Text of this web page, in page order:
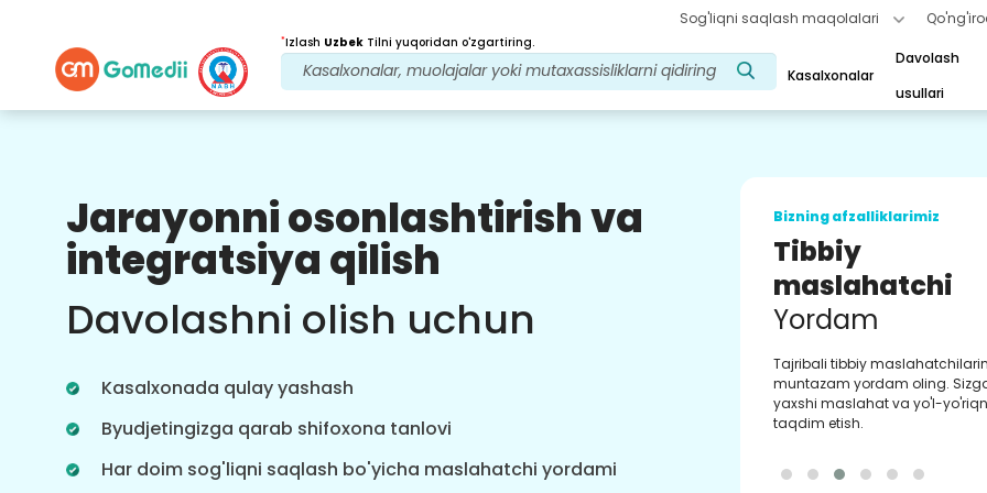
Sog'liqni saqlash maqolalari
*Izlash Uzbek Tilni yuqoridan o'zgartiring.
Kasalxonalar
Davolash
usullari
Jarayonni osonlashtirish va
integratsiya qilish
Davolashni olish uchun
Kasalxonada qulay yashash
Byudjetingizga qarab shifoxona tanlovi
Har doim sog'liqni saqlash bo'yicha maslahatchi yordami
Bizning afzalliklarimiz
Davolanishdan
keyingikuzatuv
parvarishi
muammolaringizni hal qilish uchun
24x7 tibbiy va bemorlarni qo'llab-
quvvatlang. Davolanish ehtiyojlaringiz
haqida muntazam yangilanishlar.
Bizning afzalliklarimiz
Tibbiy
maslahatchi
Yordam
Tajribali tibbiy
muntazam yordam oling.
yaxshi maslahat va yo'l-
taqdim etish.